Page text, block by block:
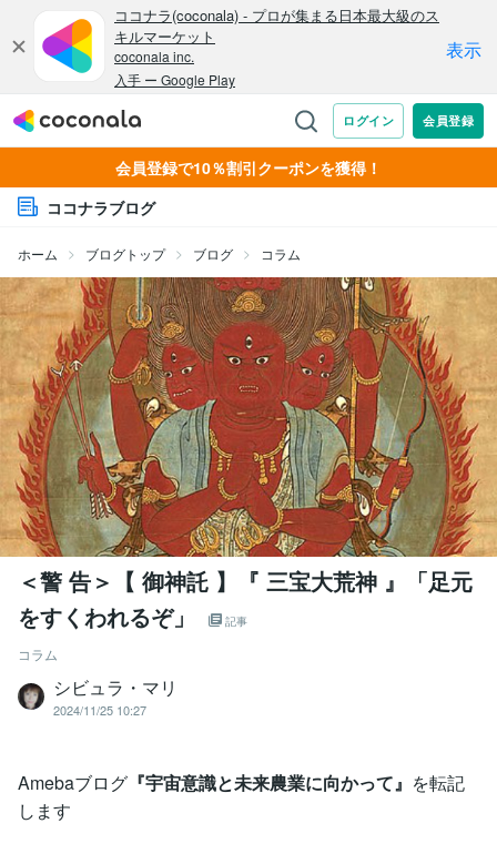
会員登録で10％割引クーポンを獲得！
ココナラブログ
ホーム ブログトップ ブログ コラム
＜警 告＞【 御神託 】『 三宝大荒神 』「足元
をすくわれるぞ」
記事
コラム
シビュラ・マリ
2024/11/25 10:27
Amebaブログ 『宇宙意識と未来農業に向かって』 を転記
します